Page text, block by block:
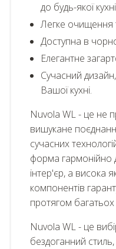
до будь-якої кухні
Легке очищення
Доступна в
Елегантне
Сучасний
Вашої кухні.
Nuvola WL - це не
вишукане
сучасних
форма гармонійно
інтер'єр, а висока
компонентів
протягом багатьох
Nuvola WL - це
бездоганний